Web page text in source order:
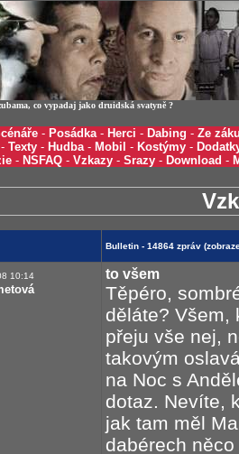
co vypadaj jako druidská svatyně ?
- Posádka- Herci - Dabing - Ze
- Texty - Hudba- Mobil - Kostýmy -
- NSFAQ - Vzkazy - Srazy - Download -
Bulletin - 14864 zpráv
10:14 to všem
Těpéro,
děláte? Všem,
přeju vše nej,
takovým
na Noc s
dotaz. Nevíte,
jak tam měl
dabérech